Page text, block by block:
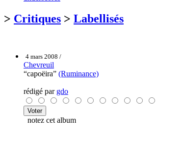
> Critiques > Labellisés
4 mars 2008 /
Chevreuil
“capoëira” (Ruminance)
rédigé par gdo
notez cet album